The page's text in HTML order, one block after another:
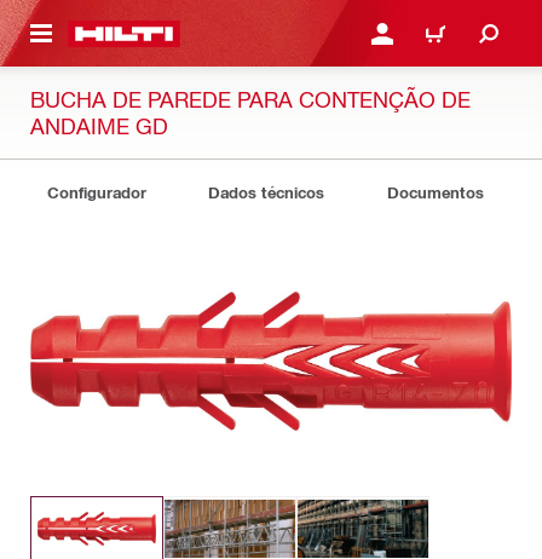
CONTENT ENTRAR OU REGISTAR
CARRINHO
BUCHA DE PAREDE PARA CONTENÇÃO DE
ANDAIME GD
Configurador Dados técnicos Documentos